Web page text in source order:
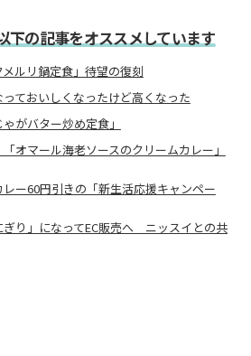
下の記事をオススメしています
メルリ鍋定食」待望の復刻
ておいしくなったけど高くなった
がバター炒め定食」
オマール海老ソースのクリームカレー」
ー60円引きの「新生活応援キャンペー
り」になってEC販売へ ニッスイとの共